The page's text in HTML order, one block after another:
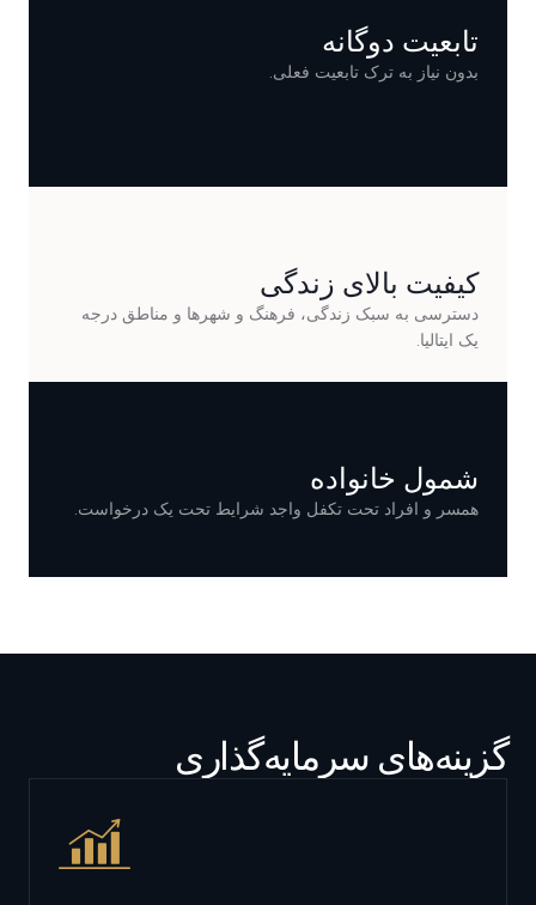
تابعیت دوگانه
بدون نیاز به ترک تابعیت فعلی.
کیفیت بالای زندگی
دسترسی به سبک زندگی، فرهنگ و شهرها و مناطق درجه
یک ایتالیا.
شمول خانواده
همسر و افراد تحت تکفل واجد شرایط تحت یک درخواست.
گزینه‌های سرمایه‌گذاری